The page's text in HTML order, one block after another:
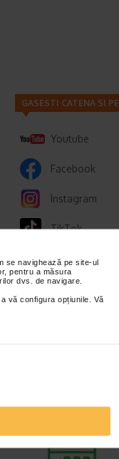
se navighează pe site-ul
pentru a măsura
dvs. de navigare.
vă configura opțiunile. Vă
GASESTI CATENA SI PE
Youtube
Facebook
Instagram
TikTok
Whatsapp
sarcina